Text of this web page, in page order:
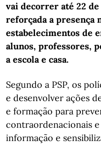
vai decorrer até 22
reforçada a presença
estabelecimentos de
alunos, professores,
a escola e casa.
Segundo a PSP, os
e desenvolver ações
e formação para
contraordenacionais
informação e